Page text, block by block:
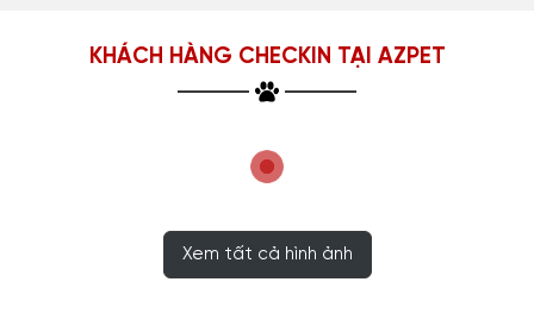
KHÁCH HÀNG CHECKIN TẠI AZPET
Xem tất cả hình ảnh